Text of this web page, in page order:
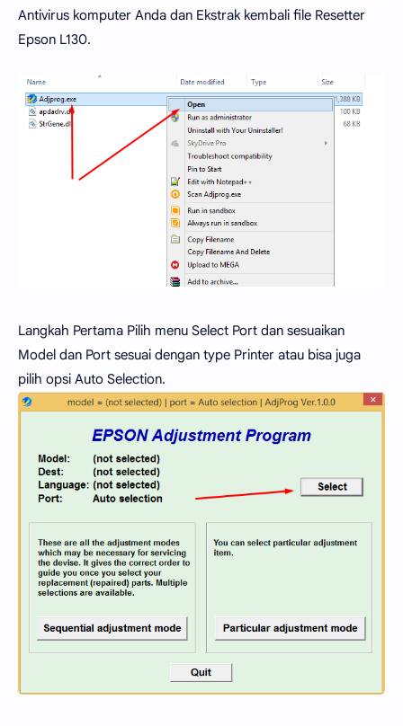
Antivirus komputer Anda dan Ekstrak kembali file Resetter
Epson L130.
Langkah Pertama Pilih menu Select Port dan sesuaikan
Model dan Port sesuai dengan type Printer atau bisa juga
pilih opsi Auto Selection.